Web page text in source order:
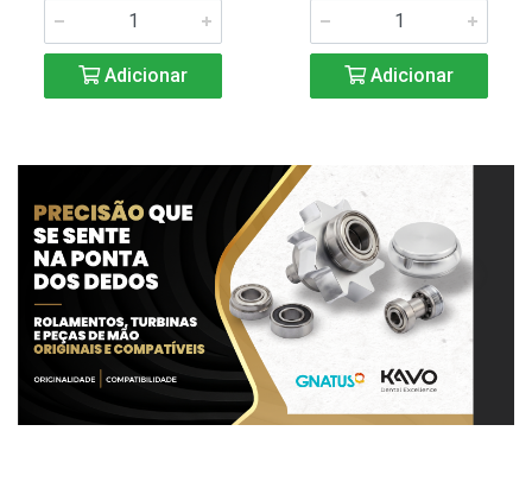
Adicionar Adicionar